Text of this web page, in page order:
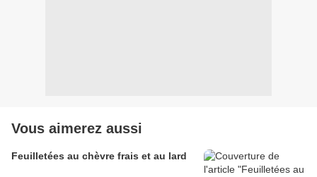
Vous aimerez aussi
Feuilletées au chèvre frais et au lard